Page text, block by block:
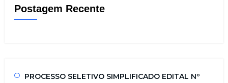
Postagem Recente
PROCESSO SELETIVO SIMPLIFICADO EDITAL Nº